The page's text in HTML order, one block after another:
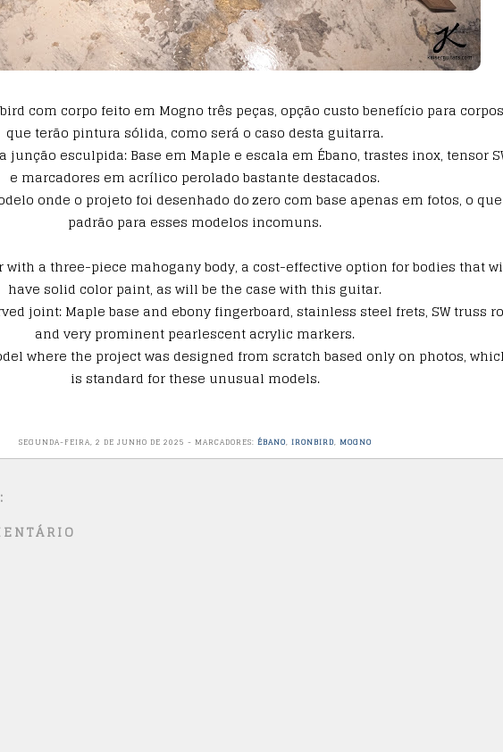
com corpo feito em Mogno três peças, opção custo benefício para corpos
que terão pintura sólida, como será o caso desta guitarra.
junção esculpida: Base em Maple e escala em Ébano, trastes inox, tensor
e marcadores em acrílico perolado bastante destacados.
onde o projeto foi desenhado do zero com base apenas em fotos, o
padrão para esses modelos incomuns.
a three-piece mahogany body, a cost-effective option for bodies that
have solid color paint, as will be the case with this guitar.
joint: Maple base and ebony fingerboard, stainless steel frets, SW truss
and very prominent pearlescent acrylic markers.
where the project was designed from scratch based only on photos,
is standard for these unusual models.
SEGUNDA-FEIRA, 2 DE JUNHO DE 2025 - MARCADORES: ÉBANO, IRONBIRD, MOGNO